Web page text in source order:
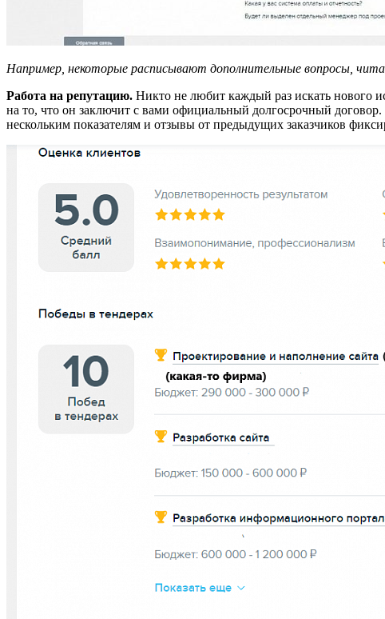
Например, некоторые расписывают дополнительные вопросы,
Работа на репутацию. Никто не любит каждый раз искать нового
на то, что он заключит с вами официальный долгосрочный
нескольким показателям и отзывы от предыдущих заказчиков